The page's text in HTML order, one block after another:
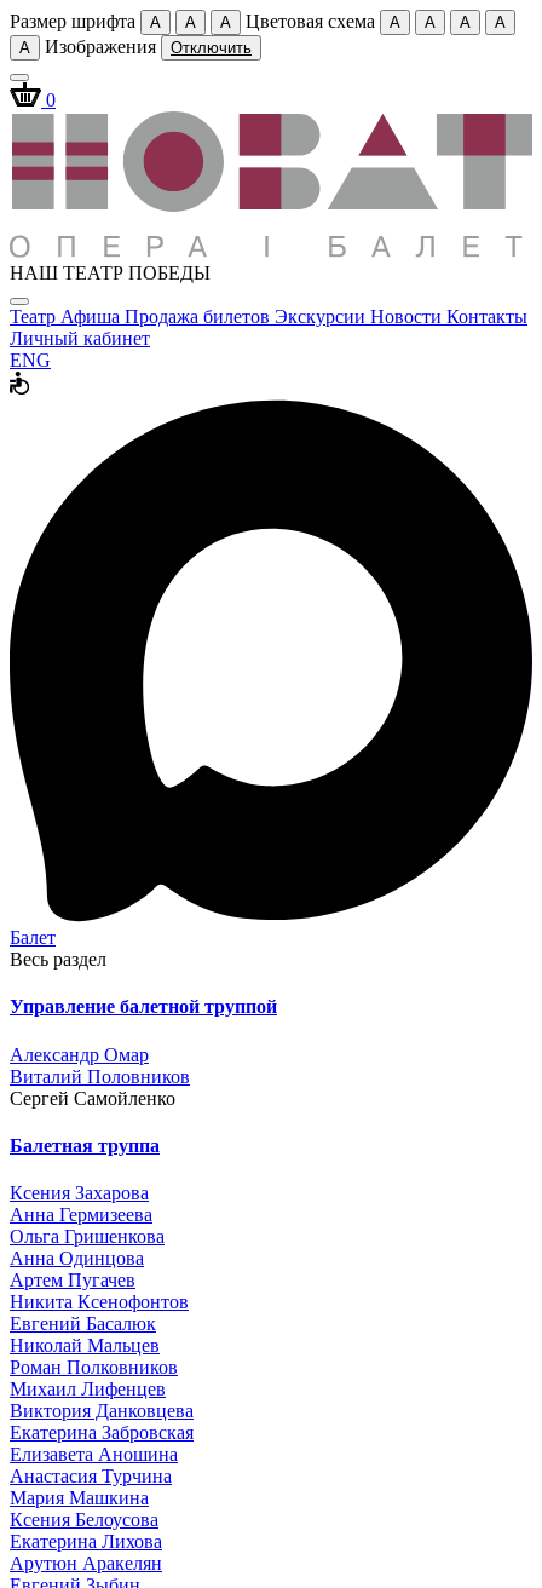
Размер шрифта A A A Цветовая схема A A A
A
A
Изображения Отключить
0
НАШ ТЕАТР ПОБЕДЫ
Театр Афиша Продажа билетов Экскурсии Новости Контакты
Личный кабинет
ENG
Балет
Весь раздел
Управление балетной труппой
Александр Омар
Виталий Половников
Сергей Самойленко
Балетная труппа
Ксения Захарова
Анна Гермизеева
Ольга Гришенкова
Анна Одинцова
Артем Пугачев
Никита Ксенофонтов
Евгений Басалюк
Николай Мальцев
Роман Полковников
Михаил Лифенцев
Виктория Данковцева
Екатерина Забровская
Елизавета Аношина
Анастасия Турчина
Мария Машкина
Ксения Белоусова
Екатерина Лихова
Арутюн Аракелян